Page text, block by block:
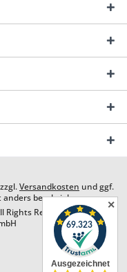
Versandkosten und ggf.
beschrieben
Reserved. Design by
✕